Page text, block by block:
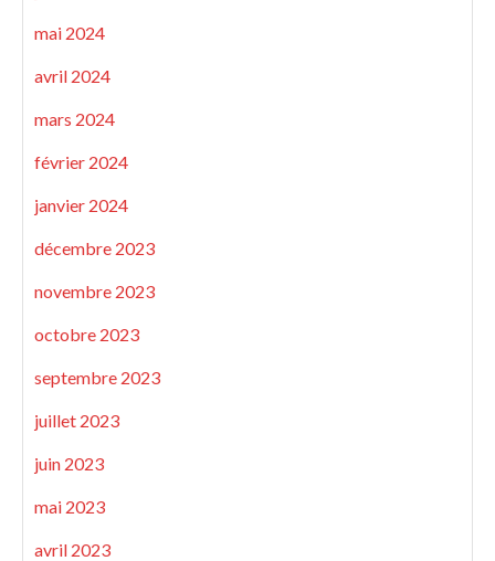
mai 2024
avril 2024
mars 2024
février 2024
janvier 2024
décembre 2023
novembre 2023
octobre 2023
septembre 2023
juillet 2023
juin 2023
mai 2023
avril 2023